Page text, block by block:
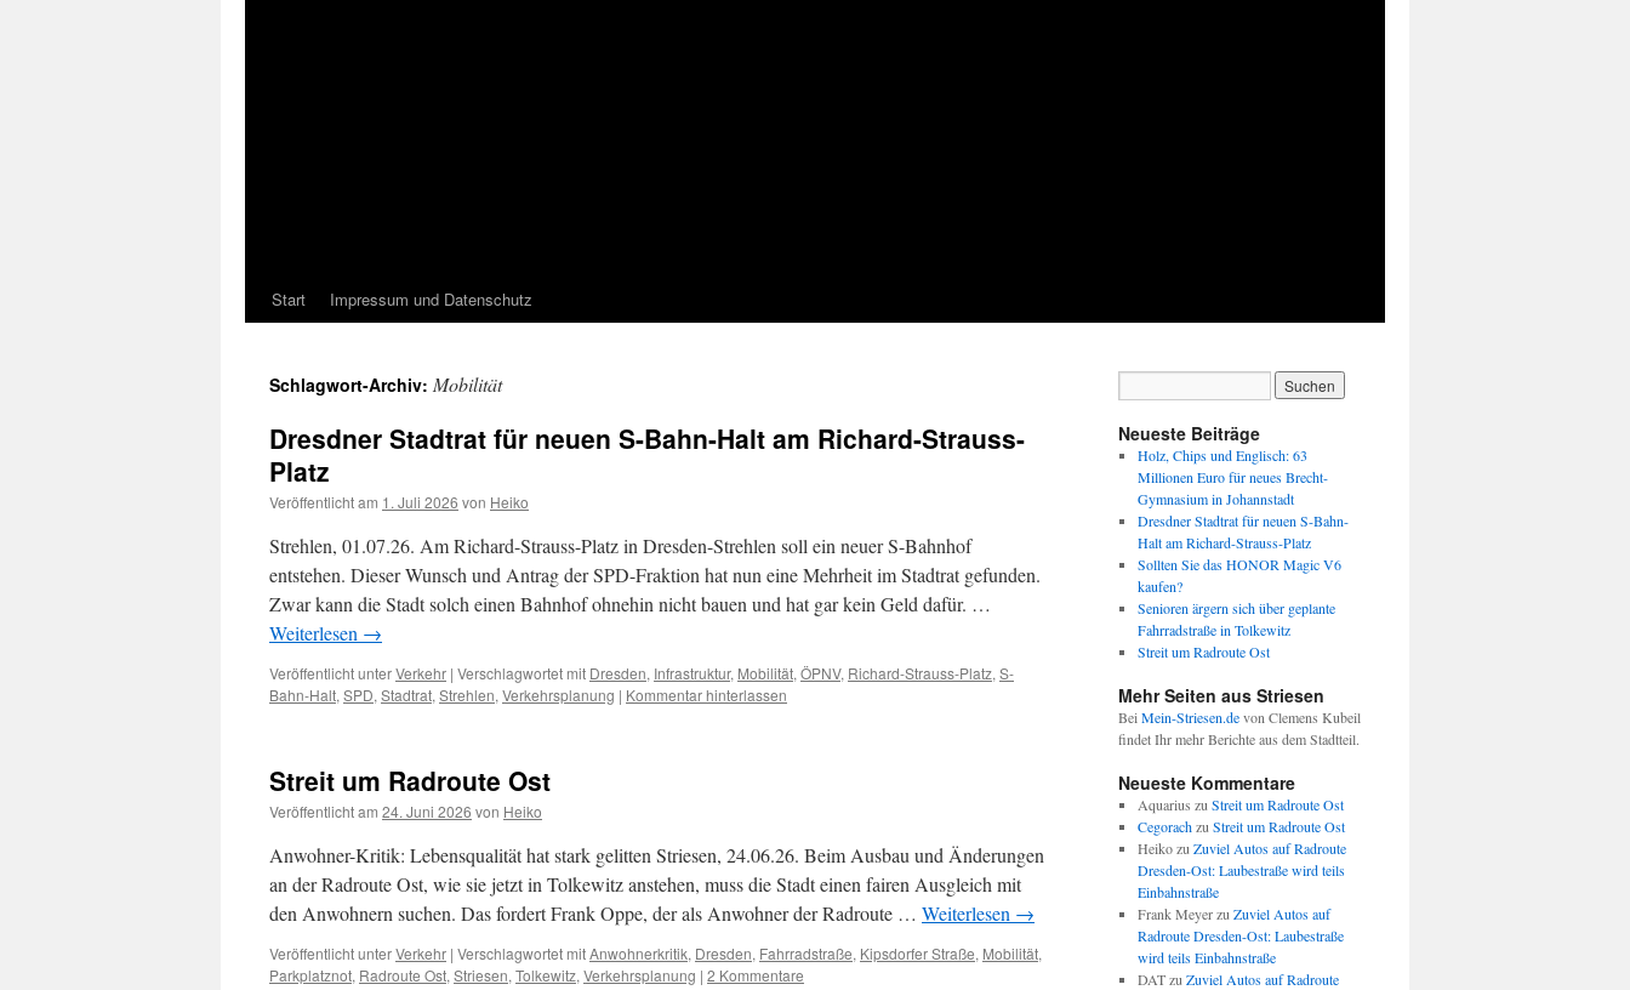
Start Impressum und Datenschutz
Schlagwort-Archiv: Mobilität
Dresdner Stadtrat für neuen S-Bahn-Halt am Richard-Strauss-
Platz
Veröffentlicht am 1. Juli 2026 von Heiko
Strehlen, 01.07.26. Am Richard-Strauss-Platz in Dresden-Strehlen soll ein neuer S-Bahnhof
entstehen. Dieser Wunsch und Antrag der SPD-Fraktion hat nun eine Mehrheit im Stadtrat gefunden.
Zwar kann die Stadt solch einen Bahnhof ohnehin nicht bauen und hat gar kein Geld dafür. …
Weiterlesen →
Veröffentlicht unterVerkehr | Verschlagwortet mit Dresden, Infrastruktur, Mobilität, ÖPNV, Richard-Strauss-Platz, S-
Bahn-Halt, SPD, Stadtrat, Strehlen, Verkehrsplanung | Kommentar hinterlassen
Streit um Radroute Ost
Veröffentlicht am 24. Juni 2026 von Heiko
Anwohner-Kritik: Lebensqualität hat stark gelitten Striesen, 24.06.26. Beim Ausbau und Änderungen
an der Radroute Ost, wie sie jetzt in Tolkewitz anstehen, muss die Stadt einen fairen Ausgleich mit
den Anwohnern suchen. Das fordert Frank Oppe, der als Anwohner der Radroute … Weiterlesen →
Veröffentlicht unterVerkehr | Verschlagwortet mitAnwohnerkritik, Dresden, Fahrradstraße, Kipsdorfer Straße, Mobilität,
Parkplatznot, Radroute Ost, Striesen, Tolkewitz, Verkehrsplanung | 2 Kommentare
Neueste Beiträge
Holz, Chips und Englisch: 63
Millionen Euro für neues Brecht-
Gymnasium in Johannstadt
Dresdner Stadtrat für neuen S-Bahn-
Halt am Richard-Strauss-Platz
Sollten Sie das HONOR Magic V6
kaufen?
Senioren ärgern sich über geplante
Fahrradstraße in Tolkewitz
Streit um Radroute Ost
Mehr Seiten aus Striesen
Bei Mein-Striesen.devon Clemens Kubeil
findet Ihr mehr Berichte aus dem Stadtteil.
Neueste Kommentare
Aquarius zu Streit um Radroute Ost
Cegorachzu Streit um Radroute Ost
Heikozu Zuviel Autos auf Radroute
Dresden-Ost: Laubestraße wird teils
Einbahnstraße
Frank Meyerzu Zuviel Autos auf
Radroute Dresden-Ost: Laubestraße
wird teils Einbahnstraße
DATzu Zuviel Autos auf Radroute